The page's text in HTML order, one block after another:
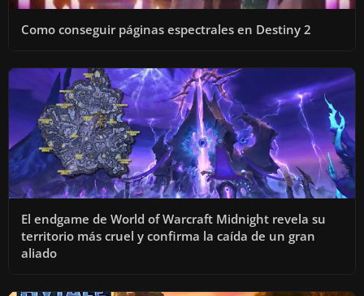
Como conseguir páginas espectrales en Destiny 2
El endgame de World of Warcraft Midnight revela su
territorio más cruel y confirma la caída de un gran
aliado